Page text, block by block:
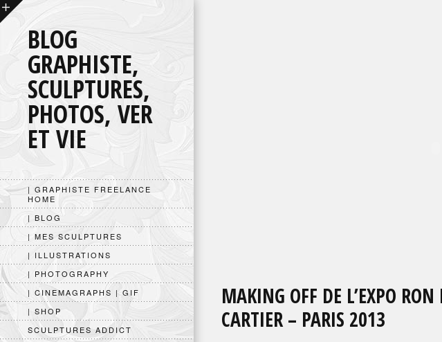
BLOG
GRAPHISTE,
SCULPTURES,
PHOTOS, VER
ET VIE
| GRAPHISTE FREELANCE
HOME
| BLOG
| MES SCULPTURES
| ILLUSTRATIONS
| PHOTOGRAPHY
| CINEMAGRAPHS | GIF
| SHOP
SCULPTURES ADDICT
MAKING OFF DE L’EXPO
CARTIER – PARIS 2013